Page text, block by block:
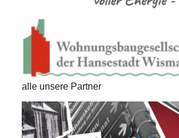
alle unsere Partner